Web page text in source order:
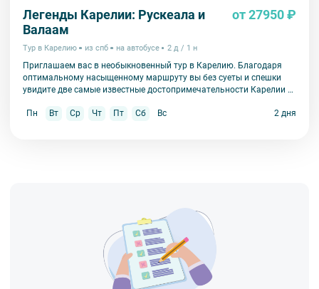
Легенды Карелии: Рускеала и
Валаам
от 27950 ₽
Тур в Карелию из спб на автобусе 2 д / 1 н
Приглашаем вас в необыкновенный тур в Карелию. Благодаря
оптимальному насыщенному маршруту вы без суеты и спешки
увидите две самые известные достопримечательности Карелии –
Пн
Вт Ср Чт Пт Сб Вс 2 дня